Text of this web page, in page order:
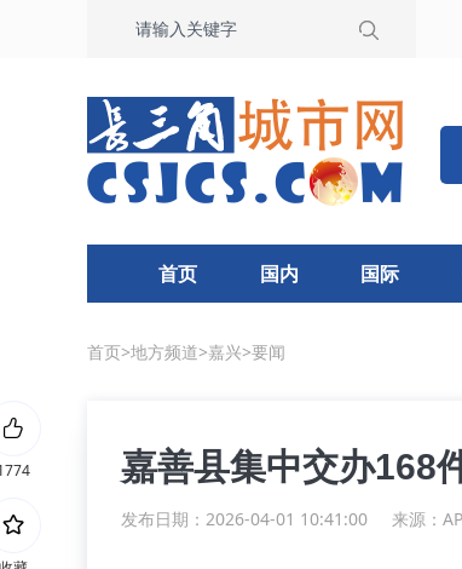
首页 国内 国际
首页>地方频道>嘉兴>要闻
嘉善县集中交办168
发布日期：2026-04-01 10:41:00 来源：